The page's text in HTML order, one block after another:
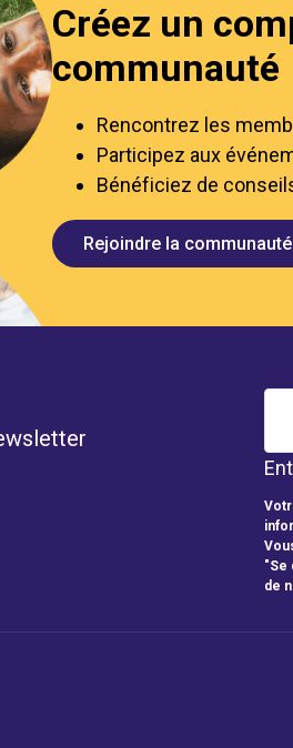
Créez un
communauté
Rencontrez les
Participez aux
Bénéficiez de
Rejoindre la communauté
"Se
de